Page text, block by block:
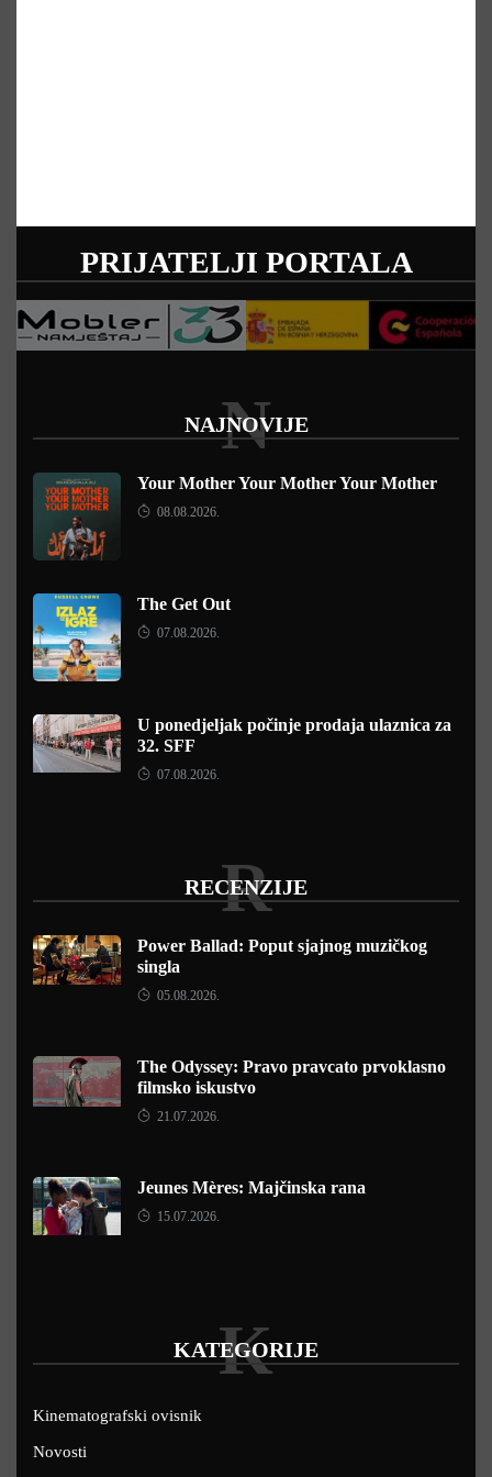
PRIJATELJI PORTALA
NAJNOVIJE
N
Your Mother Your Mother Your Mother
08.08.2026.
The Get Out
07.08.2026.
U ponedjeljak počinje prodaja ulaznica za
32. SFF
07.08.2026.
RECENZIJE
R
Power Ballad: Poput sjajnog muzičkog
singla
05.08.2026.
The Odyssey: Pravo pravcato prvoklasno
filmsko iskustvo
21.07.2026.
Jeunes Mères: Majčinska rana
15.07.2026.
KATEGORIJE
K
Kinematografski ovisnik
Novosti